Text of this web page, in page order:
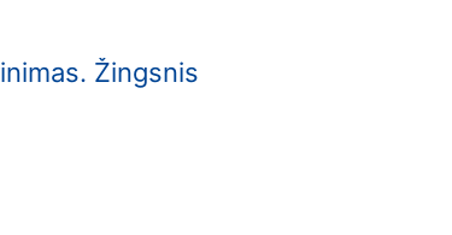
Žingsnis